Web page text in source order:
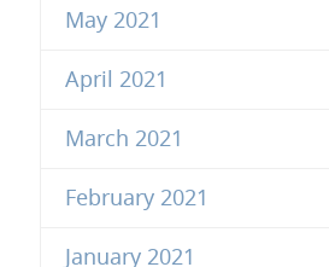
May 2021
April 2021
March 2021
February 2021
January 2021